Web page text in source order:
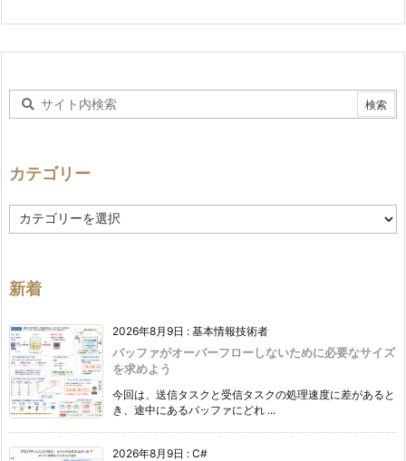
カテゴリー
テ
ー
新着
2026年8月9日 : 基本情報技術者
バッファがオーバーフローしないために必要なサイズ
を求めよう
今回は、送信タスクと受信タスクの処理速度に差があると
き、途中にあるバッファにどれ ...
2026年8月9日 : C#